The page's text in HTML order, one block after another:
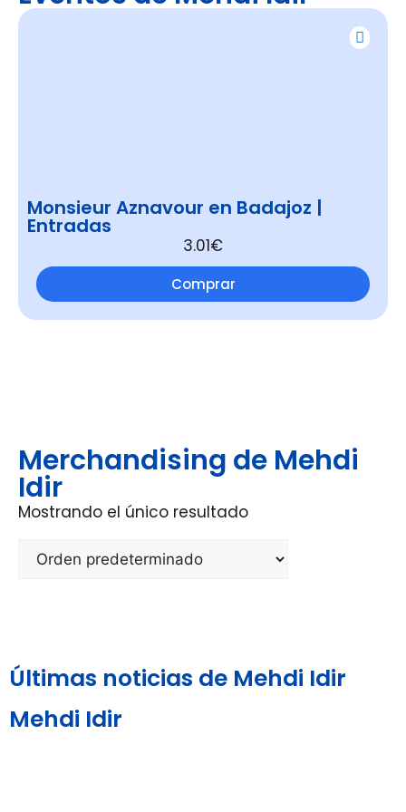
Monsieur Aznavour en Badajoz |
Entradas
3.01€
Comprar
Merchandising de Mehdi
Idir
Mostrando el único resultado
Últimas noticias de Mehdi Idir
Mehdi Idir